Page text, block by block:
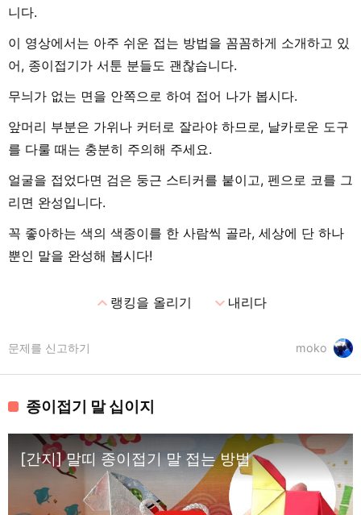
니다.
이 영상에서는 아주 쉬운 접는 방법을 꼼꼼하게 소개하고 있
어, 종이접기가 서툰 분들도 괜찮습니다.
무늬가 없는 면을 안쪽으로 하여 접어 나가 봅시다.
앞머리 부분은 가위나 커터로 잘라야 하므로, 날카로운 도구
를 다룰 때는 충분히 주의해 주세요.
얼굴을 접었다면 검은 둥근 스티커를 붙이고, 펜으로 코를 그
리면 완성입니다.
꼭 좋아하는 색의 색종이를 한 사람씩 골라, 세상에 단 하나
뿐인 말을 완성해 봅시다!
expand_less랭킹을 올리기 expand_more내리다
moko
문제를 신고하기
종이접기 말 십이지
[간지] 말띠 종이접기 말 접는 방법